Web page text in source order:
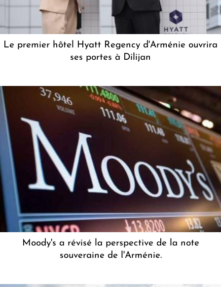
Le premier hôtel Hyatt Regency d'Arménie ouvrira
ses portes à Dilijan
Moody's a révisé la perspective de la note
souveraine de l'Arménie.